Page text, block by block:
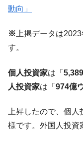
『Money1』
『Money1』
韓国
は韓国で『BYD』車
『Money1』
在韓
く空港に詰めかけ「
『Money1』
韓国
ータセンター整備」
動向」
※上掲データは
す。
個人投資家は「
人投資家は「 974億
上昇したので、個
様です。外国人投資